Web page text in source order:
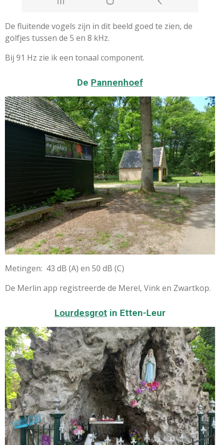
De fluitende vogels zijn in dit beeld goed te zien, de
golfjes tussen de 5 en 8 kHz.
Bij 91 Hz zie ik een tonaal component.
De Pannenhoef
Metingen: 43 dB (A) en 50 dB (C)
De Merlin app registreerde de Merel, Vink en Zwartkop.
Lourdesgrot in Etten-Leur